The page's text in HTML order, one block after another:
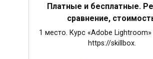
Платные и бесплатные.
сравнение,
1 место. Курс «Adobe
https://skillbox.